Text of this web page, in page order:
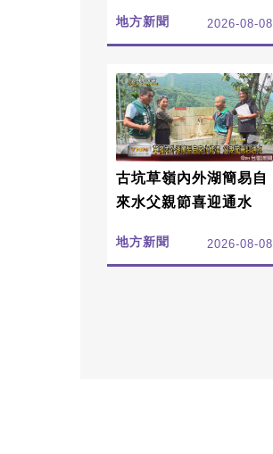
地方新聞 2026-08-08
古坑草嶺內外湖簡易自
來水父親節喜迎通水
地方新聞 2026-08-08